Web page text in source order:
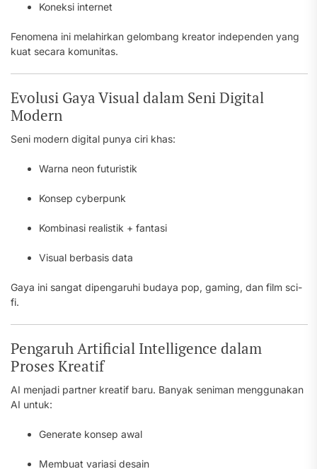
Koneksi internet
Fenomena ini melahirkan gelombang kreator independen yang
kuat secara komunitas.
Evolusi Gaya Visual dalam Seni Digital
Modern
Seni modern digital punya ciri khas:
Warna neon futuristik
Konsep cyberpunk
Kombinasi realistik + fantasi
Visual berbasis data
Gaya ini sangat dipengaruhi budaya pop, gaming, dan film sci-
fi.
Pengaruh Artificial Intelligence dalam
Proses Kreatif
AI menjadi partner kreatif baru. Banyak seniman menggunakan
AI untuk:
Generate konsep awal
Membuat variasi desain